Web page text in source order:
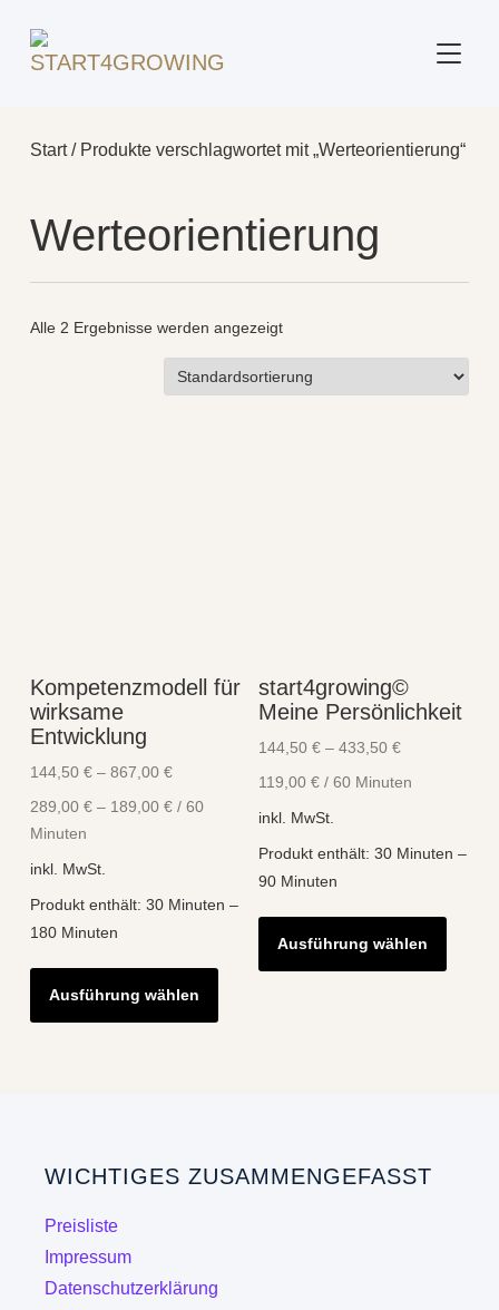
Start/ Produkte verschlagwortet mit „Werteorientierung“
Werteorientierung
Alle 2 Ergebnisse werden angezeigt
Kompetenzmodell für
wirksame
Entwicklung
144,50 €– 867,00 €
289,00 €– 189,00 €/ 60
Minuten
inkl. MwSt.
Produkt enthält: 30 Minuten –
180 Minuten
Ausführung wählen
Dieses
weist
Optionen
start4growing©
Meine Persönlichkeit
144,50 €– 433,50 €
119,00 €/ 60 Minuten
inkl. MwSt.
Produkt enthält: 30 Minuten –
90 Minuten
Ausführung wählen
weist
WICHTIGES ZUSAMMENGEFASST
Preisliste
Impressum
Datenschutzerklärung